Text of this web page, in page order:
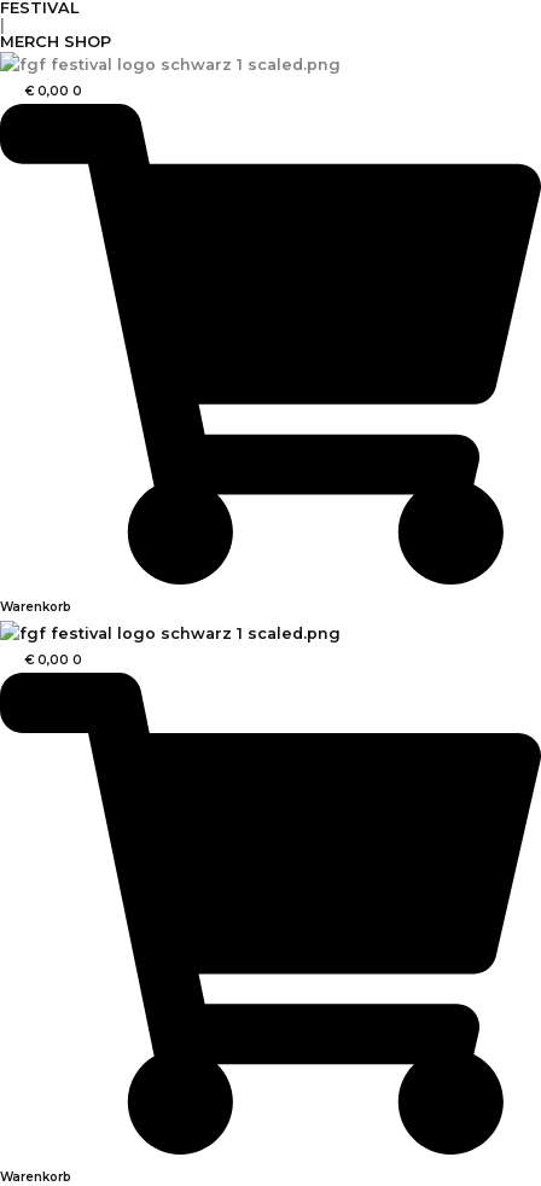
Zum
Inhalt
springen
FESTIVAL
MERCH SHOP
€ 0,00 0
Warenkorb
€ 0,00 0
Warenkorb
sortiert: